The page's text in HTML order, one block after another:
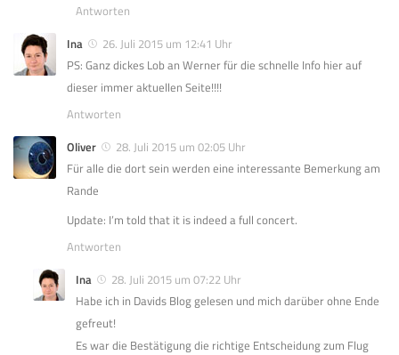
Antworten
Ina
26. Juli 2015 um 12:41 Uhr
PS: Ganz dickes Lob an Werner für die schnelle Info hier auf
dieser immer aktuellen Seite!!!!
Antworten
Oliver
28. Juli 2015 um 02:05 Uhr
Für alle die dort sein werden eine interessante Bemerkung am
Rande
Update: I’m told that it is indeed a full concert.
Antworten
Ina
28. Juli 2015 um 07:22 Uhr
Habe ich in Davids Blog gelesen und mich darüber ohne Ende
gefreut!
Es war die Bestätigung die richtige Entscheidung zum Flug